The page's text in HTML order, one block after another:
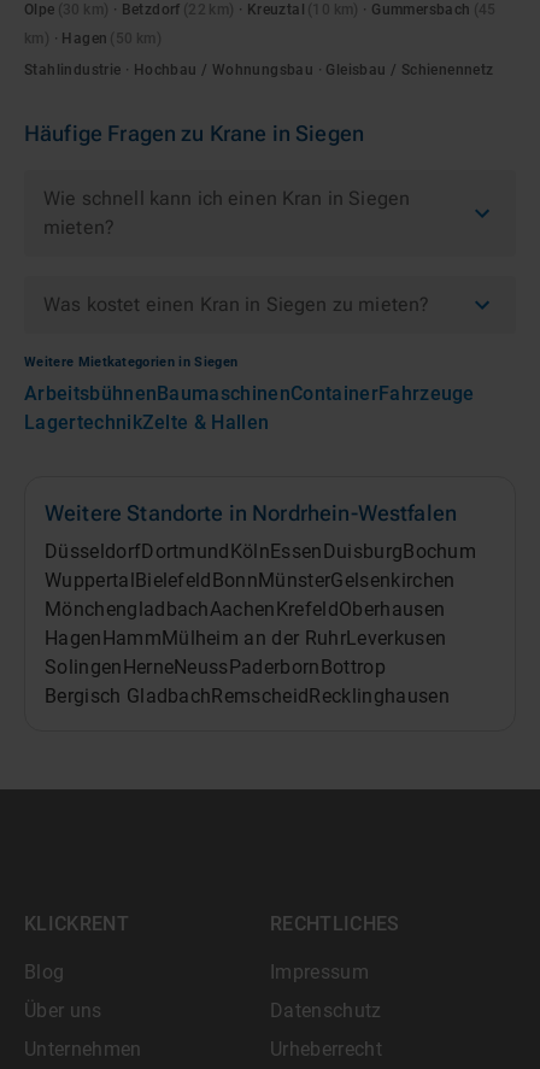
Olpe · Betzdorf · Kreuztal · Gummersbach
· Hagen
Stahlindustrie · Hochbau / Wohnungsbau · Gleisbau / Schienennetz
Häufige Fragen zu Krane in Siegen
Wie schnell kann ich einen Kran in Siegen
mieten?
Was kostet einen Kran in Siegen zu mieten?
Weitere Mietkategorien in Siegen
ArbeitsbühnenBaumaschinenContainerFahrzeuge
LagertechnikZelte & Hallen
Weitere Standorte in Nordrhein-Westfalen
DüsseldorfDortmund Köln Essen Duisburg Bochum
Wuppertal Bielefeld Bonn MünsterGelsenkirchen
MönchengladbachAachen Krefeld Oberhausen
Hagen Hamm Mülheim an der RuhrLeverkusen
Solingen HerneNeuss Paderborn Bottrop
Bergisch Gladbach Remscheid Recklinghausen
KLICKRENT
Blog
Über uns
Unternehmen
RECHTLICHES
Impressum
Datenschutz
Urheberrecht